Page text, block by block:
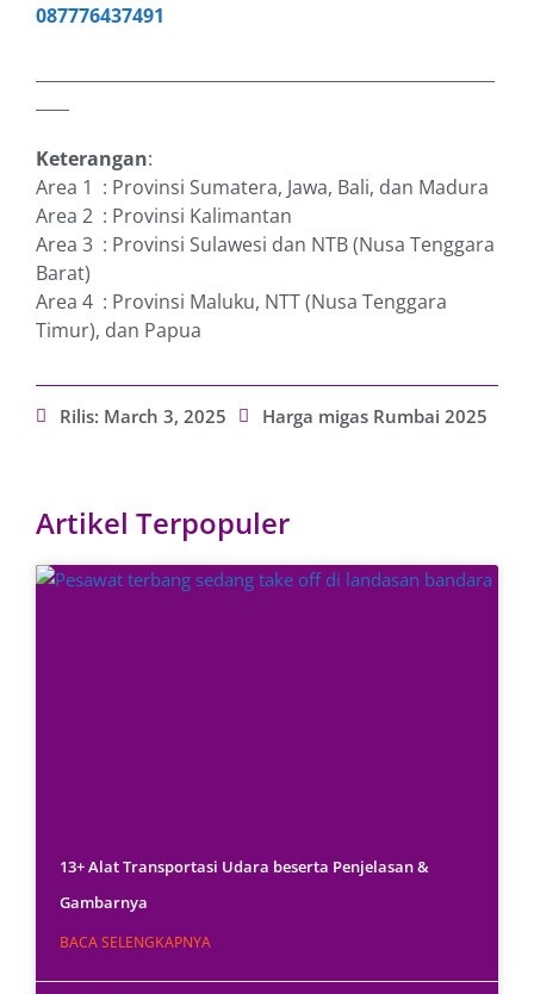
087776437491
Keterangan:
Area 1 : Provinsi Sumatera, Jawa, Bali, dan Madura
Area 2 : Provinsi Kalimantan
Area 3 : Provinsi Sulawesi dan NTB (Nusa Tenggara
Barat)
Area 4 : Provinsi Maluku, NTT (Nusa Tenggara
Timur), dan Papua
Rilis: March 3, 2025 Harga migas Rumbai 2025
Artikel Terpopuler
13+ Alat Transportasi Udara beserta Penjelasan &
Gambarnya
BACA SELENGKAPNYA